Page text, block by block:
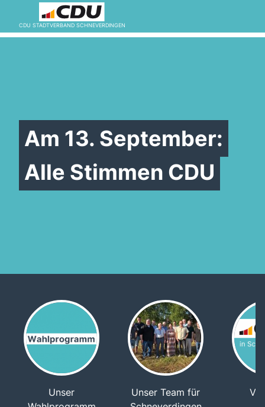
CDU STADTVERBAND SCHNEVERDINGEN
Am 13. September:
Alle Stimmen CDU
Unser
Unser Team für